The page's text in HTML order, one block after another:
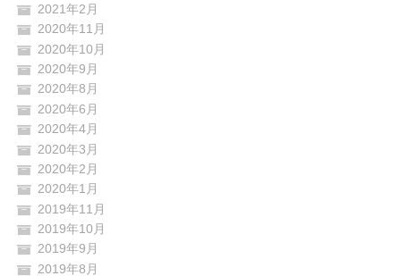
2021年2月
2020年11月
2020年10月
2020年9月
2020年8月
2020年6月
2020年4月
2020年3月
2020年2月
2020年1月
2019年11月
2019年10月
2019年9月
2019年8月